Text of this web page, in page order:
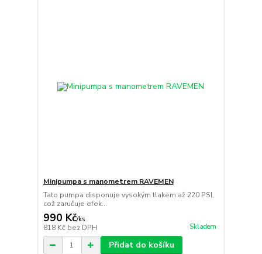
Minipumpa s manometrem RAVEMEN
Tato pumpa disponuje vysokým tlakem až 220 PSI,
což zaručuje efek...
990 Kč/ks
818 Kč bez DPH Skladem
Přidat do košíku